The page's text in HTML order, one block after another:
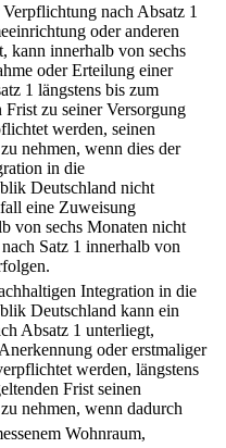
nach Absatz 1
oder anderen
kann innerhalb von sechs
oder Erteilung einer
1 längstens bis zum
zu seiner Versorgung
werden, seinen
nehmen, wenn dies der
in die
Deutschland nicht
eine Zuweisung
von sechs Monaten nicht
Satz 1 innerhalb von
Integration in die
Deutschland kann ein
Absatz 1 unterliegt,
oder erstmaliger
werden, längstens
Frist seinen
nehmen, wenn dadurch
Wohnraum,